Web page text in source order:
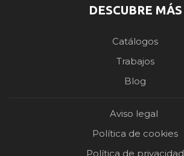
DESCUBRE MÁS
Catálogos
Trabajos
Blog
Aviso legal
Política de cookies
Política de privacidad